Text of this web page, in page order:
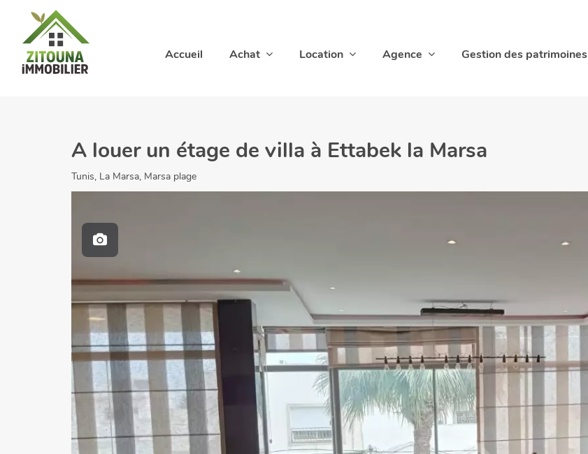
Accueil Achat Location Agence Gestion des patrimoines
A louer un étage de villa à Ettabek la Marsa
Tunis, La Marsa, Marsa plage